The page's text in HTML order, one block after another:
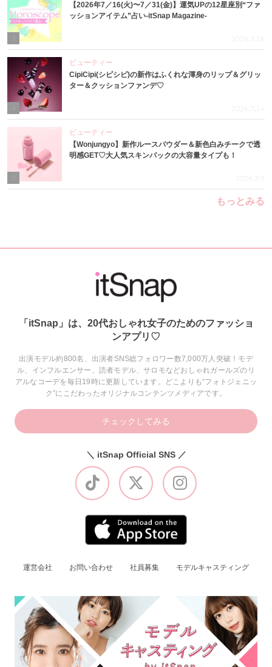
3
【2026年7／16(火)〜7／31(金)】運気UPの12星座別“ファ
ッションアイテム”占い-itSnap Magazine-
2026.7.16
4
ビューティー
CipiCipi(シピシピ)の新作はふくれな渾身のリップ＆グリッ
ター＆クッションファンデ♡
2026.7.14
ビューティー
【Wonjungyo】新作ルースパウダー＆新色白みチークで透
明感GET♡大人気スキンパックの大容量タイプも！
2026.7.9
もっとみる
「itSnap」は、20代おしゃれ女子のためのファッショ
ンアプリ♡
出演モデル約800名、出演者SNS総フォロワー数7,000万人突破！モデ
ル、インフルエンサー、読者モデル、サロモなどおしゃれガールズのリ
アルなコーデを毎日19時に更新しています。どこよりも“フォトジェニッ
ク”にこだわったオリジナルコンテンツメディアです。
チェックしてみる
＼ itSnap Official SNS ／
運営会社 お問い合わせ 社員募集 モデルキャスティング